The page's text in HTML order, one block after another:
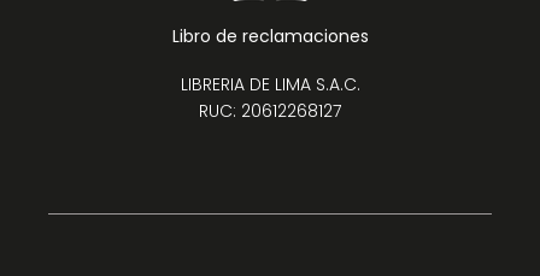
Libro de reclamaciones
LIBRERIA DE LIMA S.A.C.
RUC: 20612268127